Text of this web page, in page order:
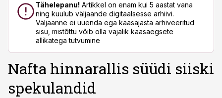
Tähelepanu! Artikkel on enam kui 5 aastat vana
ning kuulub väljaande digitaalsesse arhiivi.
Väljaanne ei uuenda ega kaasajasta arhiveeritud
sisu, mistõttu võib olla vajalik kaasaegsete
allikatega tutvumine
Nafta hinnarallis süüdi siiski
spekulandid